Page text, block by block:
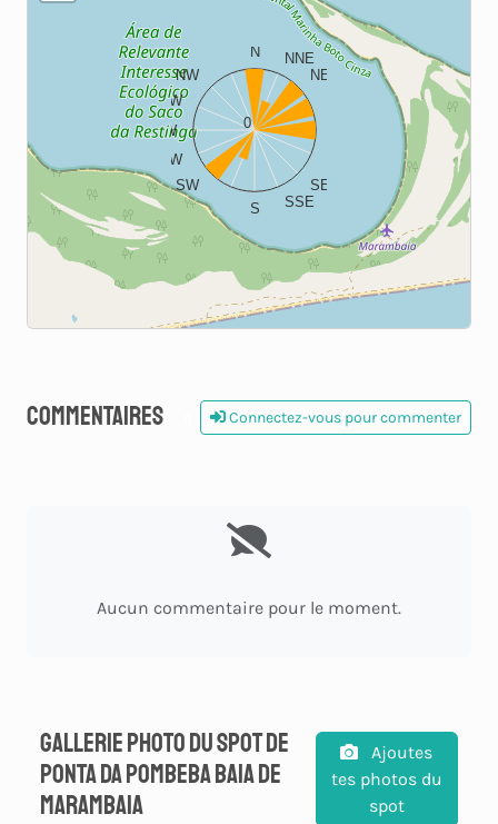
N
NNE
NE
SE
SSE
S
SW
WSW
W
WNW
NW
0
Commentaires Connectez-vous pour commenter
Aucun commentaire pour le moment.
Gallerie photo du spot de
ponta da pombeba baia de
marambaia
Ajoutes
tes photos du
spot